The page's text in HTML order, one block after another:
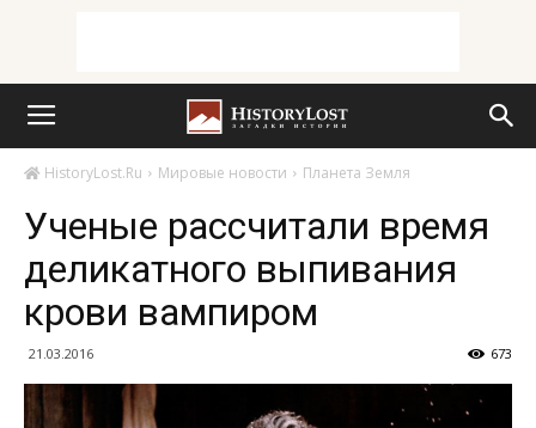
HistoryLost.Ru Мировые новости Планета Земля
Ученые рассчитали время
деликатного выпивания
крови вампиром
21.03.2016 673